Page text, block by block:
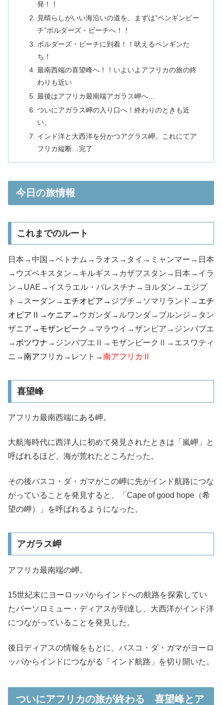
発！！
見晴らしがいい海沿いの道を、まずは”ペンギンビー
チ”ボルダーズ・ビーチへ！！
ボルダーズ・ビーチに到着！！吠えるペンギンた
ち！
最南西端の喜望峰へ！！いよいよアフリカの旅の終
わりも近い
最後はアフリカ最南端アガラス岬へ…
ついにアガラス岬の入り口へ！終わりのときも近
い。
インド洋と大西洋を分かつアグラス岬。これにてア
フリカ縦断…完了
今日の旅情報
これまでのルート
日本→中国→ベトナム→ラオス→タイ→ミャンマー→日本
→ウズベキスタン→キルギス→カザフスタン→日本→イラ
ン→UAE→イスラエル・パレスチナ→ヨルダン→エジプ
ト→スーダン→ エチオピア→ ジブチ→ソマリランド→ エチ
オピアⅡ→ケニア→ ウガンダ→ルワンダ→ブルンジ→タン
ザニア → モザンビーク→マラウイ→ザンビア→ジンバブエ
→ ボツワナ →ジンバブエⅡ→モザンビークⅡ→エスワティ
ニ→南アフリカ→レソト→南アフリカⅡ
喜望峰
アフリカ最南西端にある岬。
大航海時代に西洋人に初めて発見されたときは「嵐岬」と
呼ばれるほど、海が荒れたところだった。
その後バスコ・ダ・ガマがこの岬に先がインド航路につな
がっていることを発見すると、「Cape of good hope（希
望の岬）」を呼ばれるようになった。
アガラス岬
アフリカ最南端の岬。
15世紀末にヨーロッパからインドへの航路を探索してい
たバーソロミュー・ディアスが到達し、大西洋がインド洋
につながっていることを発見した。
後日ディアスの情報をもとに、バスコ・ダ・ガマがヨーロ
ッパからインドにつながる「インド航路」を切り開いた。
ついにアフリカの旅が終わる 喜望峰とア